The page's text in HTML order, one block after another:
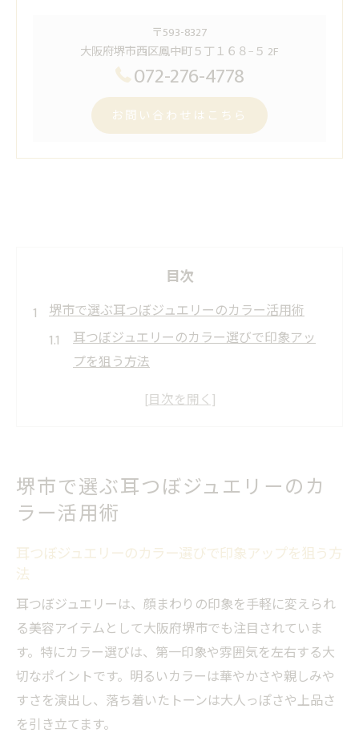
〒593-8327
大阪府堺市西区鳳中町５丁１６８−５ 2F
072-276-4778
お問い合わせはこちら
目次
堺市で選ぶ耳つぼジュエリーのカラー活用術
耳つぼジュエリーのカラー選びで印象アッ
プを狙う方法
堺市で人気の耳つぼジュエリー活用ポイン
カラー豊富な耳つぼジュエリーで気分転換
を叶える
耳つぼジュエリーのカラー選びと相性の良
耳つぼジュエリーの色選びで個性を引き出す秘
訣
耳つぼジュエリーの色ごとのイメージと効
果説明
パーソナルカラー別耳つぼジュエリーの選
び方
堺市で選ぶ耳つぼジュエリーのカ
ラー活用術
耳つぼジュエリーのカラー選びで印象アップを狙う方
法
耳つぼジュエリーは、顔まわりの印象を手軽に変えられ
る美容アイテムとして大阪府堺市でも注目されていま
す。特にカラー選びは、第一印象や雰囲気を左右する大
切なポイントです。明るいカラーは華やかさや親しみや
すさを演出し、落ち着いたトーンは大人っぽさや上品さ
を引き立てます。